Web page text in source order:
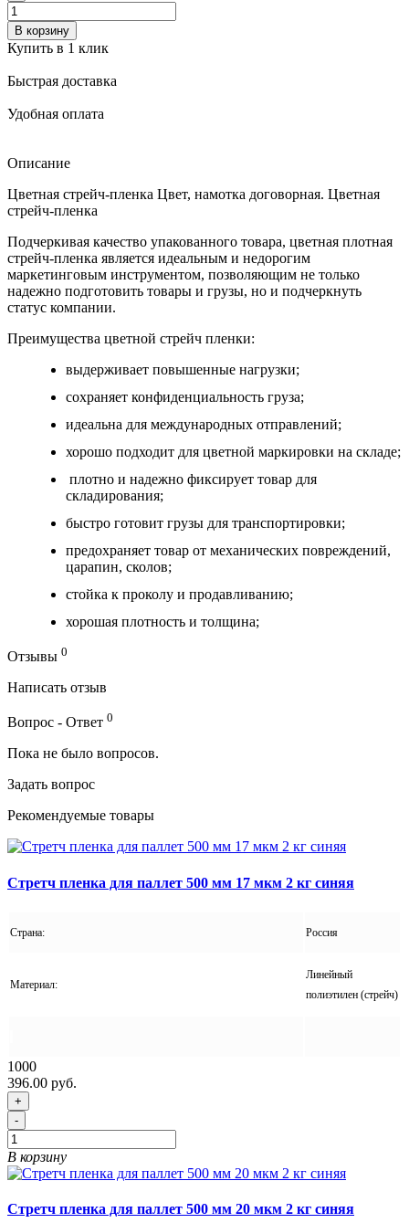
В корзину
Купить в 1 клик
Быстрая доставка
Удобная оплата
Описание
Цветная стрейч-пленка Цвет, намотка договорная. Цветная
стрейч-пленка
Подчеркивая качество упакованного товара, цветная плотная
стрейч-пленка является идеальным и недорогим
маркетинговым инструментом, позволяющим не только
надежно подготовить товары и грузы, но и подчеркнуть
статус компании.
Преимущества цветной стрейч пленки:
выдерживает повышенные нагрузки;
сохраняет конфиденциальность груза;
идеальна для международных отправлений;
хорошо подходит для цветной маркировки на складе;
плотно и надежно фиксирует товар для
складирования;
быстро готовит грузы для транспортировки;
предохраняет товар от механических повреждений,
царапин, сколов;
стойка к проколу и продавливанию;
хорошая плотность и толщина;
Отзывы 0
Написать отзыв
Вопрос - Ответ 0
Пока не было вопросов.
Задать вопрос
Рекомендуемые товары
Стретч пленка для паллет 500 мм 17 мкм 2 кг синяя
Страна: Россия
Материал:
Линейный
полиэтилен (стрейч)
1000
396.00 руб.
+
-
В корзину
Стретч пленка для паллет 500 мм 20 мкм 2 кг синяя